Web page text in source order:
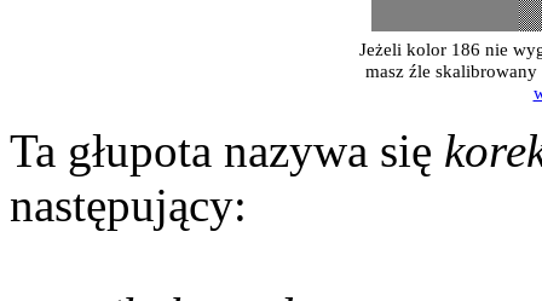
Jeżeli kolor 186 nie
masz źle
Ta głupota nazywa się
następujący: